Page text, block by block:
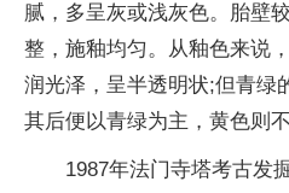
腻，多呈灰或浅灰色。胎壁
整，施釉均匀。从釉色来说
润光泽，呈半透明状;但青绿
其后便以青绿为主，黄色则不
1987年法门寺塔考古发